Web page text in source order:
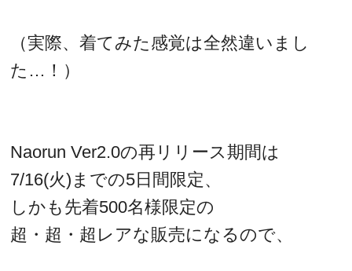
（実際、着てみた感覚は全然違いまし
た…！）
Naorun Ver2.0の再リリース期間は
7/16(火)までの5日間限定、
しかも先着500名様限定の
超・超・超レアな販売になるので、